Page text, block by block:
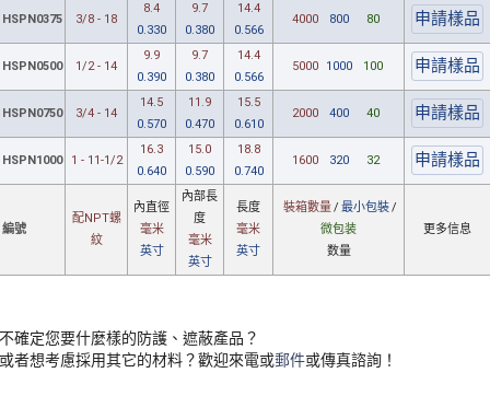
HSPN0375 3/8 - 18
8.4
0.330
9.7
0.380
14.4
0.566
4000 800 80
HSPN0500 1/2 - 14
9.9
0.390
9.7
0.380
14.4
0.566
5000 1000 100
HSPN0750 3/4 - 14
14.5
0.570
11.9
0.470
15.5
0.610
2000 400 40
HSPN1000 1 - 11-1/2
16.3
0.640
15.0
0.590
18.8
0.740
1600 320 32
編號
配NPT螺
紋
內直徑
毫米
英寸
內部長
度
毫米
英寸
長度
毫米
英寸
裝箱數量/ 最小包裝/
微包装
数量
更多信息
不確定您要什麼樣的防護、遮蔽產品？
或者想考慮採用其它的材料？歡迎來電或郵件或傳真諮詢！